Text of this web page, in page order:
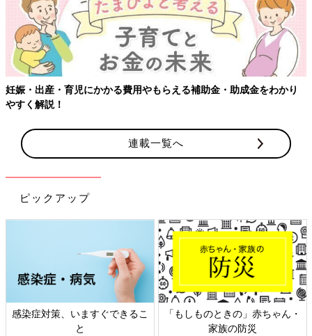
妊娠・出産・育児にかかる費用やもらえる補助金・助成金をわかり
やすく解説！
連載一覧へ
ピックアップ
感染症対策、いますぐできるこ
と
「もしものときの」赤ちゃん・
家族の防災